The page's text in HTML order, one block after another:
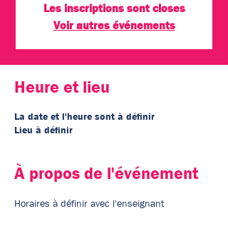
Les inscriptions sont closes
Voir autres événements
Heure et lieu
La date et l'heure sont à définir
Lieu à définir
À propos de l'événement
Horaires à définir avec l'enseignant